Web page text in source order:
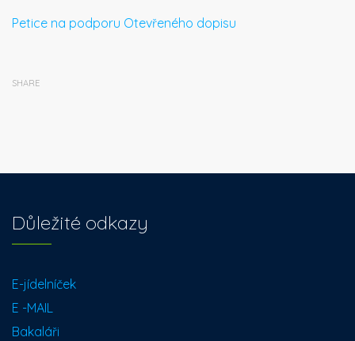
Petice na podporu Otevřeného dopisu
SHARE
Důležité odkazy
E-jídelníček
E -MAIL
Bakaláři